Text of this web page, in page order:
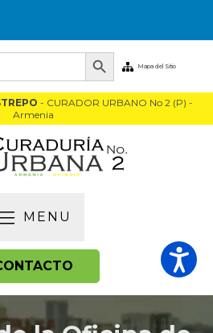
Botón de búsqueda
Mapa del Sitio
- CURADOR URBANO No 2 (P) -
Armenia
MENU